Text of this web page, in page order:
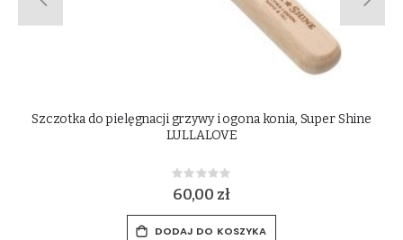
Szczotka do mokrego błota, Super Shine LULLALOVE
Rating:
0%
50,00 zł
DODAJ DO KOSZYKA